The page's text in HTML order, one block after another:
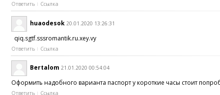
Ответить Ссылка
huaodesok 20.01.2020 13:26:31
qiq.sgtf.sssromantik.ru.xey.vy
Ответить Ссылка
Bertalom 21.01.2020 00:54:04
Оформить надобного варианта паспорт у короткие часы стоит
Ответить Ссылка